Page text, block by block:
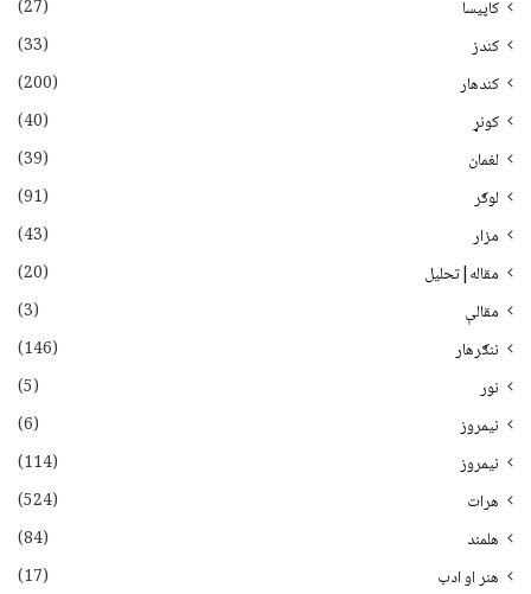
کاپیسا
(27)
کندز
(33)
کندهار
(200)
کونړ
(40)
لغمان
(39)
لوګر
(91)
مزار
(43)
مقاله|تحلیل
(20)
مقالې
(3)
ننګرهار
(146)
نور
(5)
نيمروز
(6)
نیمروز
(114)
هرات
(524)
هلمند
(84)
هنر او ادب
(17)